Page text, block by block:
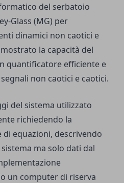
del serbatoio
Glass (MG) per
dinamici non caotici e
la capacità del
quantificatore efficiente e
non caotici e caotici.
del sistema utilizzato
richiedendo la
equazioni, descrivendo
ma solo dati dal
un computer di riserva